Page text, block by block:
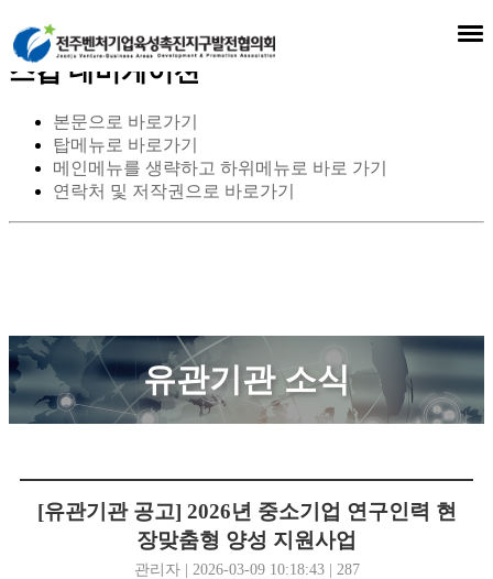
스킵 네비게이션
본문으로 바로가기
탑메뉴로 바로가기
메인메뉴를 생략하고 하위메뉴로 바로 가기
연락처 및 저작권으로 바로가기
유관기관 소식
[유관기관 공고] 2026년 중소기업 연구인력 현
장맞춤형 양성 지원사업
관리자 | 2026-03-09 10:18:43 | 287